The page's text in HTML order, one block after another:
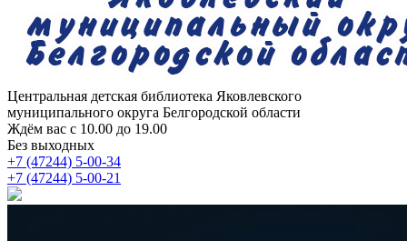
Центральная детская библиотека Яковлевского
муниципального округа Белгородской области
Ждём вас с 10.00 до 19.00
Без выходных
+7 (47244) 5-00-34
+7 (47244) 5-00-21